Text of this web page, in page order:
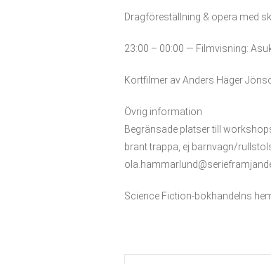
Dragföreställning & opera med
23:00 – 00:00 — Filmvisning:
Kortfilmer av Anders Häger
Övrig information
Begränsade platser till
brant trappa, ej barnvagn/
Science Fiction-bokhandelns